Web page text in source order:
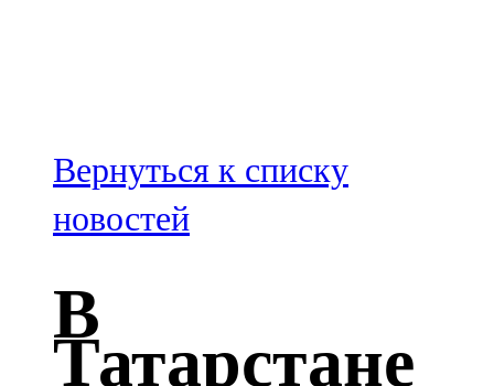
100,3 FM
Зәй
106,6 FM
Кадыбаш
105,2 FM
Вернуться к списку
новостей
В
Татарстане